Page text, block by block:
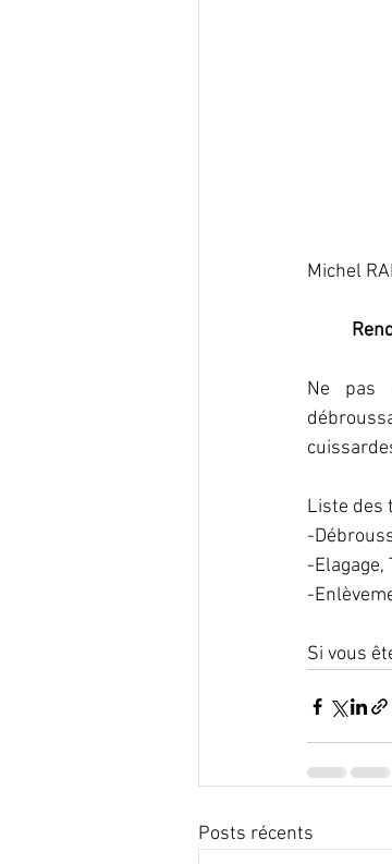
Michel
Ne pas
Liste des
-
-Elagage,
-
Si vous
Posts récents